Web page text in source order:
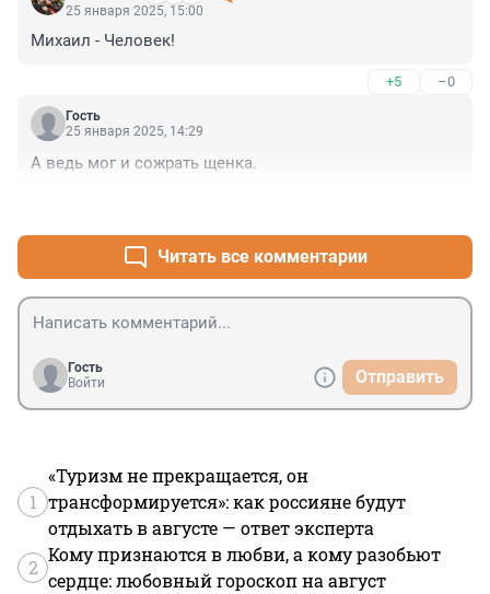
25 января 2025, 15:00
Михаил - Человек!
+5 –0
Гость
25 января 2025, 14:29
А ведь мог и сожрать щенка.
Читать все комментарии
Гость
Войти
Отправить
1
«Туризм не прекращается, он
трансформируется»: как россияне будут
отдыхать в августе — ответ эксперта
2
Кому признаются в любви, а кому разобьют
сердце: любовный гороскоп на август